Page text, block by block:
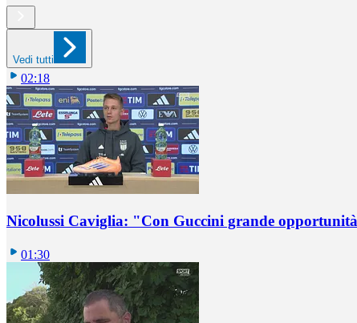
Vedi tutti
02:18
Nicolussi Caviglia: "Con Guccini grande
01:30